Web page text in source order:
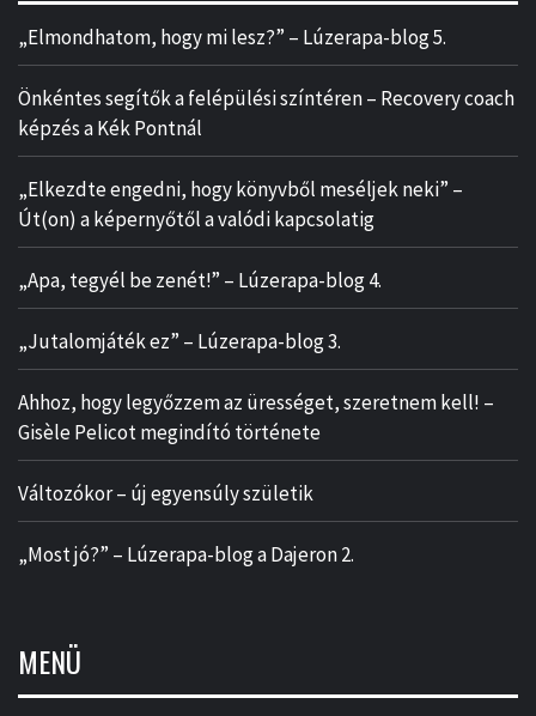
„Elmondhatom, hogy mi lesz?” – Lúzerapa-blog 5.
Önkéntes segítők a felépülési színtéren – Recovery coach
képzés a Kék Pontnál
„Elkezdte engedni, hogy könyvből meséljek neki” –
Út(on) a képernyőtől a valódi kapcsolatig
„Apa, tegyél be zenét!” – Lúzerapa-blog 4.
„Jutalomjáték ez” – Lúzerapa-blog 3.
Ahhoz, hogy legyőzzem az ürességet, szeretnem kell! –
Gisèle Pelicot megindító története
Változókor – új egyensúly születik
„Most jó?” – Lúzerapa-blog a Dajeron 2.
MENÜ